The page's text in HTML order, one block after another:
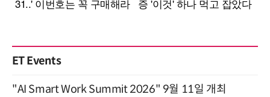
ET Events
"AI Smart Work Summit 2026" 9월 11일 개최